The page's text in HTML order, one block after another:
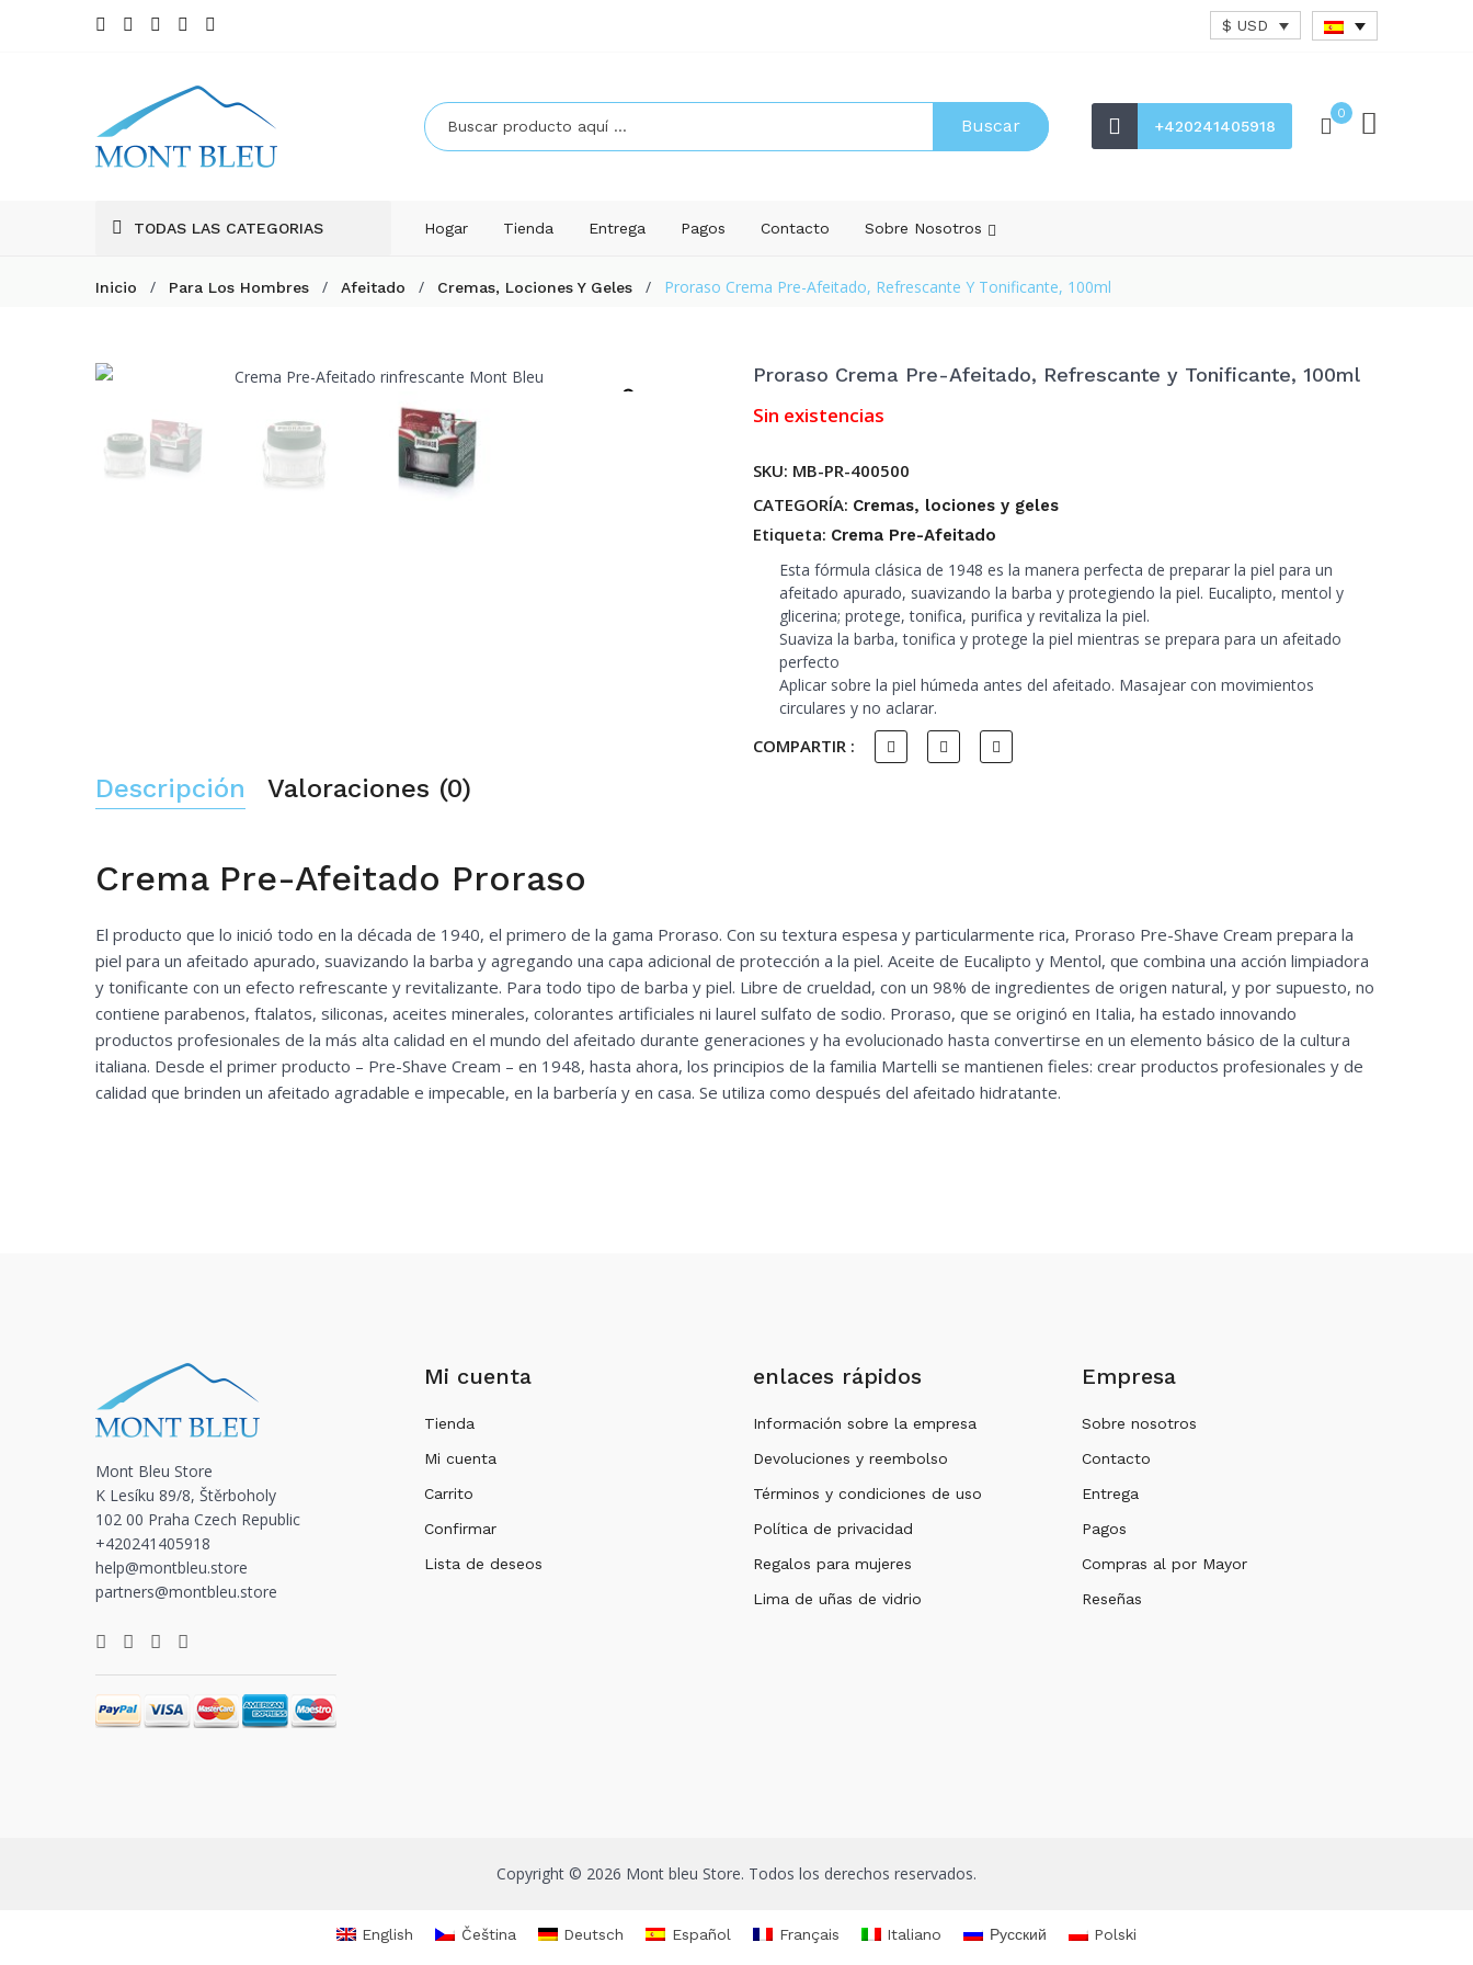
$ USD
Buscar +420241405918
0
TODAS LAS CATEGORIAS Hogar Tienda Entrega Pagos Contacto Sobre Nosotros
Inicio / Para Los Hombres / Afeitado / Cremas, Lociones Y Geles / Proraso Crema Pre-Afeitado, Refrescante Y Tonificante, 100ml
Proraso Crema Pre-Afeitado, Refrescante y Tonificante, 100ml
Sin existencias
SKU: MB-PR-400500
CATEGORÍA: Cremas, lociones y geles
Etiqueta: Crema Pre-Afeitado
Esta fórmula clásica de 1948 es la manera perfecta de preparar la piel para un
afeitado apurado, suavizando la barba y protegiendo la piel. Eucalipto, mentol y
glicerina; protege, tonifica, purifica y revitaliza la piel.
Suaviza la barba, tonifica y protege la piel mientras se prepara para un afeitado
perfecto
Aplicar sobre la piel húmeda antes del afeitado. Masajear con movimientos
circulares y no aclarar.
COMPARTIR :
Descripción Valoraciones (0)
Crema Pre-Afeitado Proraso
El producto que lo inició todo en la década de 1940, el primero de la gama Proraso. Con su textura espesa y particularmente rica, Proraso Pre-Shave Cream prepara la
piel para un afeitado apurado, suavizando la barba y agregando una capa adicional de protección a la piel. Aceite de Eucalipto y Mentol, que combina una acción limpiadora
y tonificante con un efecto refrescante y revitalizante. Para todo tipo de barba y piel. Libre de crueldad, con un 98% de ingredientes de origen natural, y por supuesto, no
contiene parabenos, ftalatos, siliconas, aceites minerales, colorantes artificiales ni laurel sulfato de sodio. Proraso, que se originó en Italia, ha estado innovando
productos profesionales de la más alta calidad en el mundo del afeitado durante generaciones y ha evolucionado hasta convertirse en un elemento básico de la cultura
italiana. Desde el primer producto – Pre-Shave Cream – en 1948, hasta ahora, los principios de la familia Martelli se mantienen fieles: crear productos profesionales y de
calidad que brinden un afeitado agradable e impecable, en la barbería y en casa. Se utiliza como después del afeitado hidratante.
Mont Bleu Store
K Lesíku 89/8, Štěrboholy
102 00 Praha Czech Republic
+420241405918
help@montbleu.store
partners@montbleu.store
Mi cuenta
Tienda
Mi cuenta
Carrito
Confirmar
Lista de deseos
enlaces rápidos
Información sobre la empresa
Devoluciones y reembolso
Términos y condiciones de uso
Política de privacidad
Regalos para mujeres
Lima de uñas de vidrio
Empresa
Sobre nosotros
Contacto
Entrega
Pagos
Compras al por Mayor
Reseñas
Copyright © 2026 Mont bleu Store. Todos los derechos reservados.
English Čeština Deutsch Español Français Italiano Русский Polski